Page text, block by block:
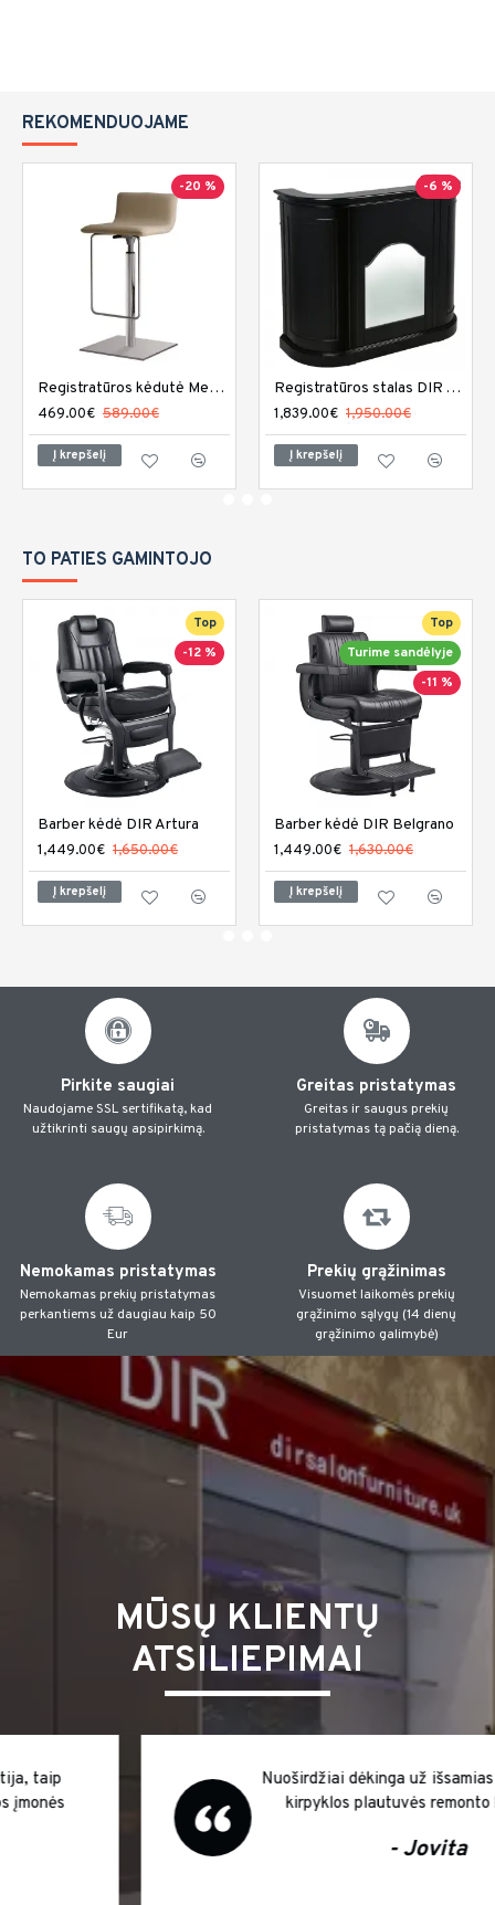
REKOMENDUOJAME
-20 %
Registratūros kėdutė Medical and Beauty Divine Reception
469.00€ 589.00€
Į krepšelį
-6 %
Registratūros stalas DIR Alex su LED apšvietimu
1,839.00€ 1,950.00€
Į krepšelį
TO PATIES GAMINTOJO
Top
-12 %
Barber kėdė DIR Artura
1,449.00€ 1,650.00€
Į krepšelį
Top
Turime sandėlyje
-11 %
Barber kėdė DIR Belgrano
1,449.00€ 1,630.00€
Į krepšelį
Pirkite saugiai
Naudojame SSL sertifikatą, kad
užtikrinti saugų apsipirkimą.
Greitas pristatymas
Greitas ir saugus prekių
pristatymas tą pačią dieną.
Nemokamas pristatymas
Nemokamas prekių pristatymas
perkantiems už daugiau kaip 50
Eur
Prekių grąžinimas
Visuomet laikomės prekių
grąžinimo sąlygų (14 dienų
grąžinimo galimybė)
MŪSŲ KLIENTŲ
ATSILIEPIMAI
Nuoširdžiai dėkinga už išsamias konsultacijas
kirpyklos plautuvės remonto klausimais